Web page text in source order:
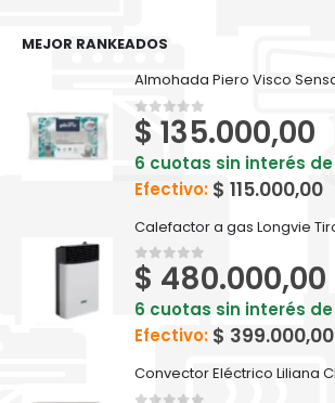
MEJOR RANKEADOS
0out of 5
$ 135.000,00
6 cuotas sin interés de
Efectivo: $ 115.000,00
0out of 5
$ 480.000,00
6 cuotas sin interés de
Efectivo: $ 399.000,00